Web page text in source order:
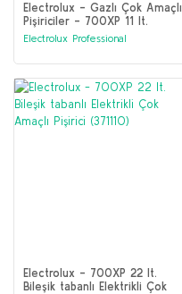
Electrolux - Gazlı Çok Amaçlı
Pişiriciler - 700XP 11 lt.
Bileşik tabanlı çok amaçlı
Electrolux Professional
Electrolux - 700XP 22 lt.
Bileşik tabanlı Elektrikli Çok